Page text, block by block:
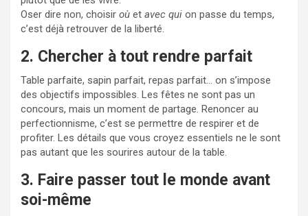
Oser dire non, choisir où et avec qui on passe du temps,
c’est déjà retrouver de la liberté.
2. Chercher à tout rendre parfait
Table parfaite, sapin parfait, repas parfait… on s’impose
des objectifs impossibles. Les fêtes ne sont pas un
concours, mais un moment de partage. Renoncer au
perfectionnisme, c’est se permettre de respirer et de
profiter. Les détails que vous croyez essentiels ne le sont
pas autant que les sourires autour de la table.
3. Faire passer tout le monde avant
soi-même